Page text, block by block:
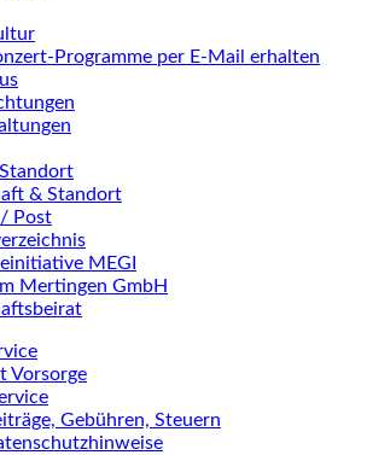
Programme per E-Mail erhalten
& Standort
/ Post
MEGI
Mertingen GmbH
Vorsorge
Gebühren, Steuern